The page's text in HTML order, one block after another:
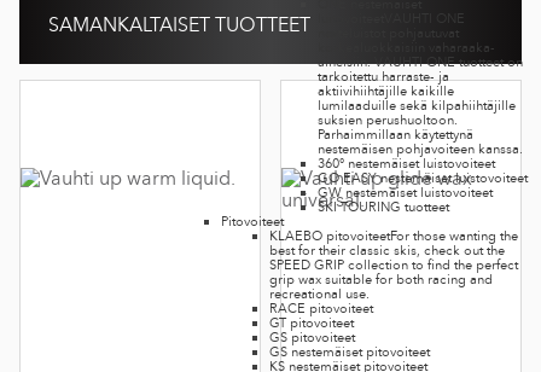
VAUHTI ONE
nesteluistot pohjautuvat
korkealuokkaisiin vaharaaka-
aineisiin. VAUHTI ONE tuotteet on
tarkoitettu harraste- ja
aktiivihiihtäjille kaikille
lumilaaduille sekä kilpahiihtäjille
suksien perushuoltoon.
Parhaimmillaan käytettynä
nestemäisen pohjavoiteen kanssa.
360° nestemäiset luistovoiteet
GO EASY nestemäiset luistovoiteet
GW nestemäiset luistovoiteet
SKI TOURING tuotteet
Pitovoiteet
KLAEBO pitovoiteetFor those wanting the
best for their classic skis, check out the
SPEED GRIP collection to find the perfect
grip wax suitable for both racing and
recreational use.
RACE pitovoiteet
GT pitovoiteet
GS pitovoiteet
GS nestemäiset pitovoiteet
KS nestemäiset pitovoiteet
SAMANKALTAISET TUOTTEET